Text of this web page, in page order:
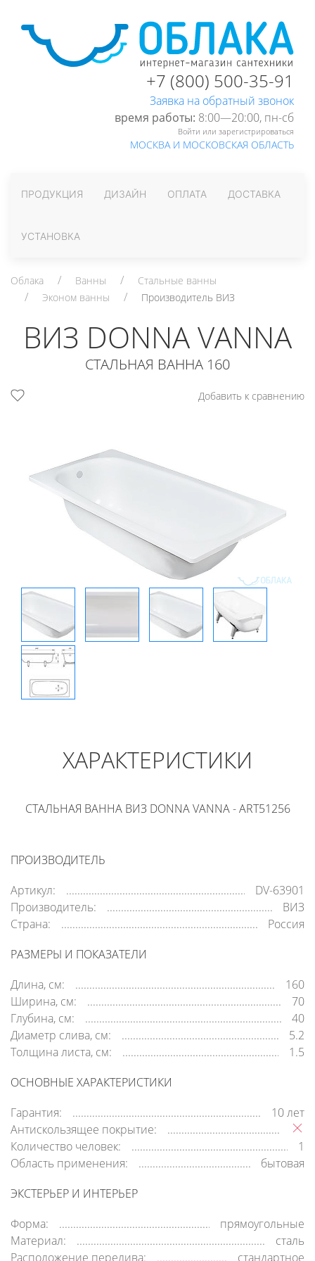
+7 (800) 500-35-91
Заявка на обратный звонок
время работы: 8:00—20:00, пн-cб
Войти или зарегистрироваться
МОСКВА И МОСКОВСКАЯ ОБЛАСТЬ
ПРОДУКЦИЯ ДИЗАЙН ОПЛАТА ДОСТАВКА
УСТАНОВКА
Облака Ванны
Стальные ванны
Эконом ванны
Производитель ВИЗ
ВИЗ DONNA VANNA
СТАЛЬНАЯ ВАННА 160
Добавить к сравнению
ХАРАКТЕРИСТИКИ
СТАЛЬНАЯ ВАННА ВИЗ DONNA VANNA - ART51256
ПРОИЗВОДИТЕЛЬ
Артикул:
DV-63901
Производитель:
ВИЗ
Страна:
Россия
РАЗМЕРЫ И ПОКАЗАТЕЛИ
Длина, см:
160
Ширина, см:
70
Глубина, см:
40
Диаметр слива, см:
5.2
Толщина листа, см:
1.5
ОСНОВНЫЕ ХАРАКТЕРИСТИКИ
Гарантия:
10 лет
Антискользящее покрытие:
Количество человек:
1
Область применения:
бытовая
ЭКСТЕРЬЕР И ИНТЕРЬЕР
Форма:
прямоугольные
Материал:
сталь
Расположение перелива:
стандартное